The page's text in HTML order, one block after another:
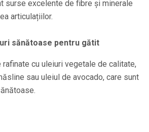
surse excelente de fibre și minerale
articulațiilor.
sănătoase pentru gătit
cu uleiuri vegetale de calitate,
sau uleiul de avocado, care sunt